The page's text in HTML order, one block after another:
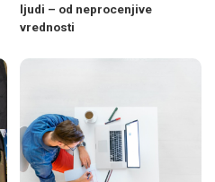
ljudi – od neprocenjive
vrednosti